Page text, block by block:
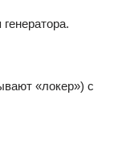
«локер») с